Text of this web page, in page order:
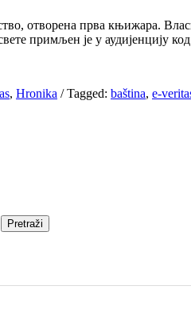
отворена прва књижара.
примљен је у аудијенцију
, Hronika /Tagged: baština, e-